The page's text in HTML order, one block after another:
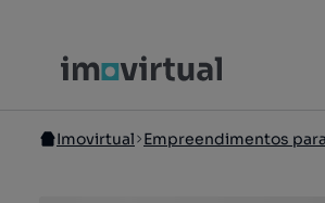
Imovirtual Empreendimentos